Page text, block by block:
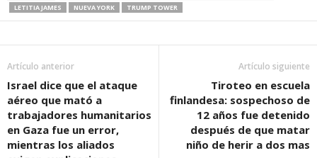
LETITIA JAMES
NUEVA YORK TRUMP TOWER
Artículo anterior
Israel dice que el ataque
aéreo que mató a
trabajadores humanitarios
en Gaza fue un error,
mientras los aliados
Artículo siguiente
Tiroteo en escuela
finlandesa: sospechoso de
12 años fue detenido
después de que matar
niño de herir a dos mas